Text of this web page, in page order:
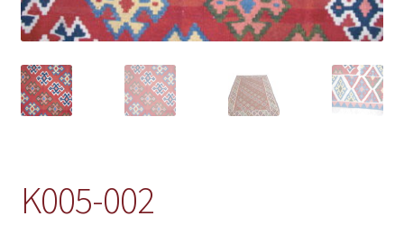
K005-002